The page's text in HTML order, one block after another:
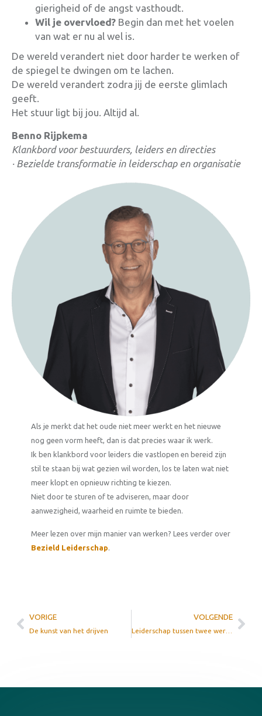
gierigheid of de angst vasthoudt.
Wil je overvloed? Begin dan met het voelen
van wat er nu al wel is.
De wereld verandert niet door harder te werken of
de spiegel te dwingen om te lachen.
De wereld verandert zodra jij de eerste glimlach
geeft.
Het stuur ligt bij jou. Altijd al.
Benno Rijpkema
Klankbord voor bestuurders, leiders en directies
· Bezielde transformatie in leiderschap en organisatie
Als je merkt dat het oude niet meer werkt en het nieuwe
nog geen vorm heeft, dan is dat precies waar ik werk.
Ik ben klankbord voor leiders die vastlopen en bereid zijn
stil te staan bij wat gezien wil worden, los te laten wat niet
meer klopt en opnieuw richting te kiezen.
Niet door te sturen of te adviseren, maar door
aanwezigheid, waarheid en ruimte te bieden.
Meer lezen over mijn manier van werken? Lees verder over
Bezield Leiderschap
VORIGE
De kunst van het drijven
VOLGENDE
Leiderschap tussen twee werelden: een synthese van systeem en ziel